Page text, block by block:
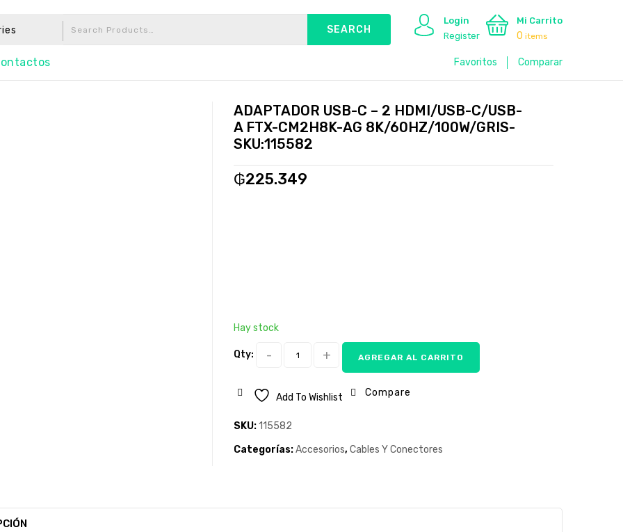
Login
Register
Mi Carrito
0 items
Favoritos Comparar
ADAPTADOR USB-C – 2 HDMI/USB-C/USB-
A FTX-CM2H8K-AG 8K/60HZ/100W/GRIS-
SKU:115582
₲225.349
Hay stock
Qty: AGREGAR AL CARRITO
Add To Wishlist Compare
SKU:115582
Categorías:Accesorios,Cables Y Conectores